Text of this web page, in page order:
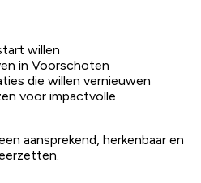
willen
in Voorschoten
die willen vernieuwen
voor impactvolle
aansprekend, herkenbaar en